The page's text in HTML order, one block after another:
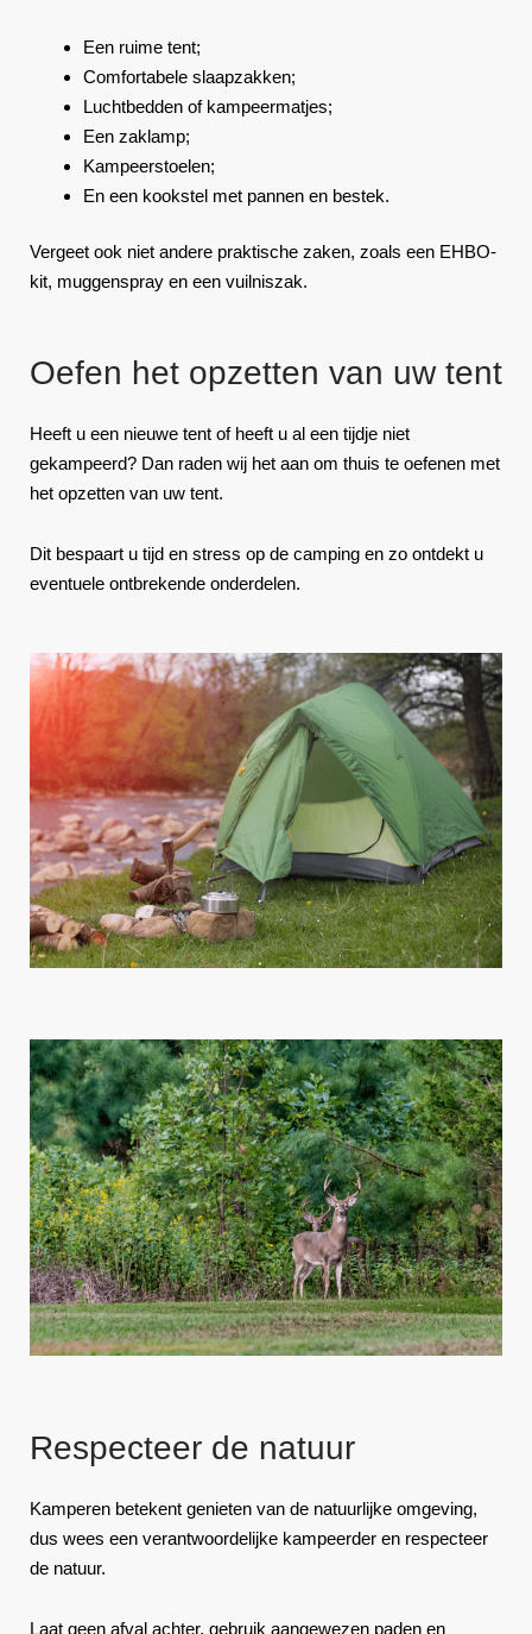
Een ruime tent;
Comfortabele slaapzakken;
Luchtbedden of kampeermatjes;
Een zaklamp;
Kampeerstoelen;
En een kookstel met pannen en bestek.
Vergeet ook niet andere praktische zaken, zoals een EHBO-
kit, muggenspray en een vuilniszak.
Oefen het opzetten van uw tent
Heeft u een nieuwe tent of heeft u al een tijdje niet
gekampeerd? Dan raden wij het aan om thuis te oefenen met
het opzetten van uw tent.
Dit bespaart u tijd en stress op de camping en zo ontdekt u
eventuele ontbrekende onderdelen.
Respecteer de natuur
Kamperen betekent genieten van de natuurlijke omgeving,
dus wees een verantwoordelijke kampeerder en respecteer
de natuur.
Laat geen afval achter, gebruik aangewezen paden en